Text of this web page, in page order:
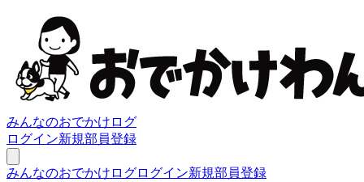
みんなのおでかけログ
ログイン新規部員登録
みんなのおでかけログログイン新規部員登録